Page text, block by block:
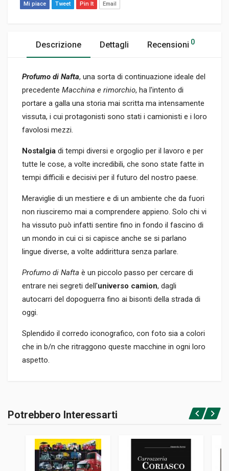
Mi piace Tweet Pin It Email
Descrizione Dettagli Recensioni 0
Profumo di Nafta, una sorta di continuazione ideale del
precedente Macchina e rimorchio, ha l'intento di
portare a galla una storia mai scritta ma intensamente
vissuta, i cui protagonisti sono stati i camionisti e i loro
favolosi mezzi.
Nostalgia di tempi diversi e orgoglio per il lavoro e per
tutte le cose, a volte incredibili, che sono state fatte in
tempi difficili e decisivi per il futuro del nostro paese.
Meraviglie di un mestiere e di un ambiente che da fuori
non riusciremo mai a comprendere appieno. Solo chi vi
ha vissuto può infatti sentire fino in fondo il fascino di
un mondo in cui ci si capisce anche se si parlano
lingue diverse, a volte addirittura senza parlare.
Profumo di Nafta è un piccolo passo per cercare di
entrare nei segreti dell'universo camion, dagli
autocarri del dopoguerra fino ai bisonti della strada di
oggi.
Splendido il corredo iconografico, con foto sia a colori
che in b/n che ritraggono queste macchine in ogni loro
aspetto.
Rilegato
9788879066785
Accedi o registrati
Potrebbero Interessarti